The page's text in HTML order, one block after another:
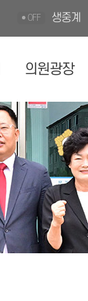
OFF 생중계
의원광장